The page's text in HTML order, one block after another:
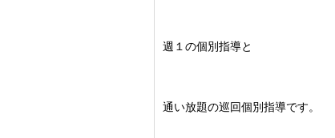
週１の個別指導と
通い放題の巡回個別指導です。